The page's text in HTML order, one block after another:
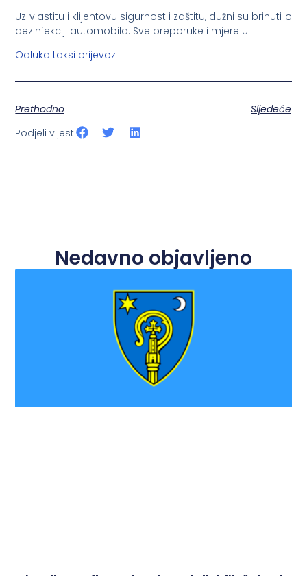
Uz vlastitu i klijentovu sigurnost i zaštitu, dužni su brinuti o
dezinfekciji automobila. Sve preporuke i mjere u
Odluka taksi prijevoz
Prethodno
Sljedeće
Podjeli vijest
Nedavno objavljeno